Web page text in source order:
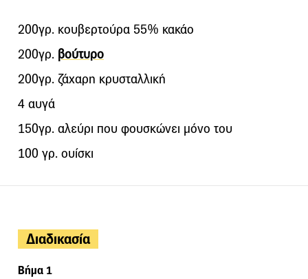
200γρ. κουβερτούρα 55% κακάο
200γρ. βούτυρο
200γρ. ζάχαρη κρυσταλλική
4 αυγά
150γρ. αλεύρι που φουσκώνει μόνο του
100 γρ. ουίσκι
Διαδικασία
Βήμα 1